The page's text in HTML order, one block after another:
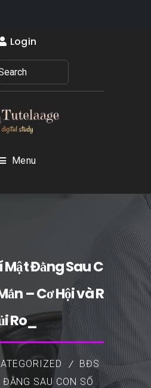
Login
Menu
Đằng Sau C
– Cơ Hội và R
Ro_
BĐS
SAU CON SỐ